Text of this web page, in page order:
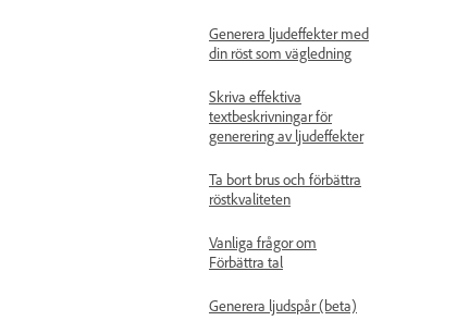
Generera ljudeffekter med
din röst som vägledning
Skriva effektiva
textbeskrivningar för
generering av ljudeffekter
Ta bort brus och förbättra
röstkvaliteten
Vanliga frågor om
Förbättra tal
Generera ljudspår (beta)